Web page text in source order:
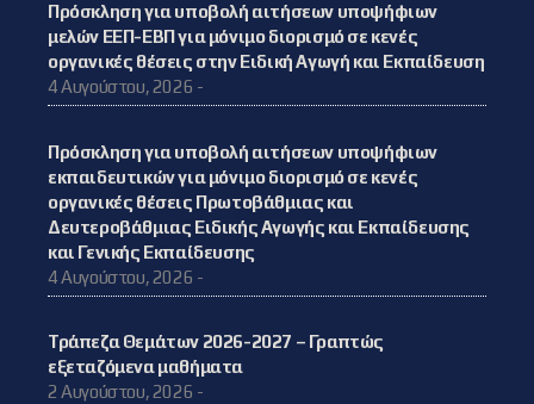
Πρόσκληση για υποβολή αιτήσεων υποψήφιων
μελών ΕΕΠ-ΕΒΠ για μόνιμο διορισμό σε κενές
οργανικές θέσεις στην Ειδική Αγωγή και Εκπαίδευση
4 Αυγούστου, 2026 -
Πρόσκληση για υποβολή αιτήσεων υποψήφιων
εκπαιδευτικών για μόνιμο διορισμό σε κενές
οργανικές θέσεις Πρωτοβάθμιας και
Δευτεροβάθμιας Ειδικής Αγωγής και Εκπαίδευσης
και Γενικής Εκπαίδευσης
4 Αυγούστου, 2026 -
Τράπεζα Θεμάτων 2026-2027 – Γραπτώς
εξεταζόμενα μαθήματα
2 Αυγούστου, 2026 -